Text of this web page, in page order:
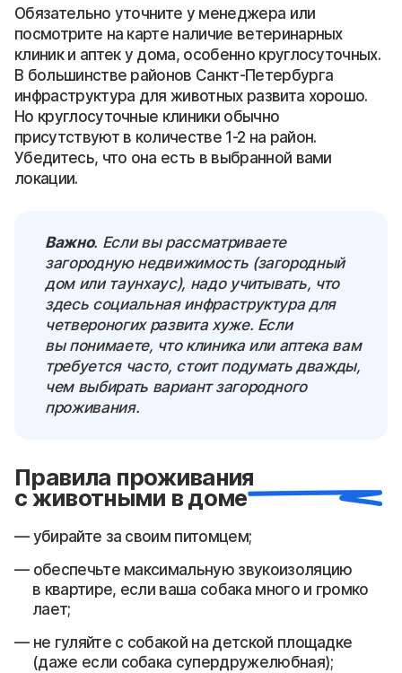
Обязательно уточните у менеджера или
посмотрите на карте наличие ветеринарных
клиник и аптек у дома, особенно круглосуточных.
В большинстве районов Санкт-Петербурга
инфраструктура для животных развита хорошо.
Но круглосуточные клиники обычно
присутствуют в количестве 1-2 на район.
Убедитесь, что она есть в выбранной вами
локации.
Важно. Если вы рассматриваете
загородную недвижимость (загородный
дом или таунхаус), надо учитывать, что
здесь социальная инфраструктура для
четвероногих развита хуже. Если
вы понимаете, что клиника или аптека вам
требуется часто, стоит подумать дважды,
чем выбирать вариант загородного
проживания.
Правила проживания
с животными в доме
убирайте за своим питомцем;
обеспечьте максимальную звукоизоляцию
в квартире, если ваша собака много и громко
лает;
не гуляйте с собакой на детской площадке
(даже если собака супердружелюбная);